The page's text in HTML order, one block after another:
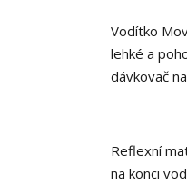
Vodítko
lehké a
dávkovač
Reflexní
na konci